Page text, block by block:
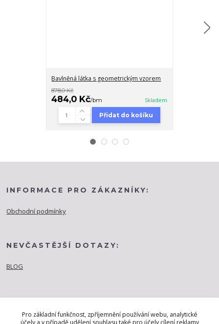
Bavlněná látka s geometrickým vzorem
878,0 Kč
484,0 Kč/bm Skladem
Přidat do košíku
INFORMACE PRO ZÁKAZNÍKY:
Obchodní podmínky
NEVČASTĚJŠÍ DOTAZY:
BLOG
Pro základní funkčnost, zpříjemnění používání webu, analytické
účely a v případě udělení souhlasu také pro účely cílení reklamy